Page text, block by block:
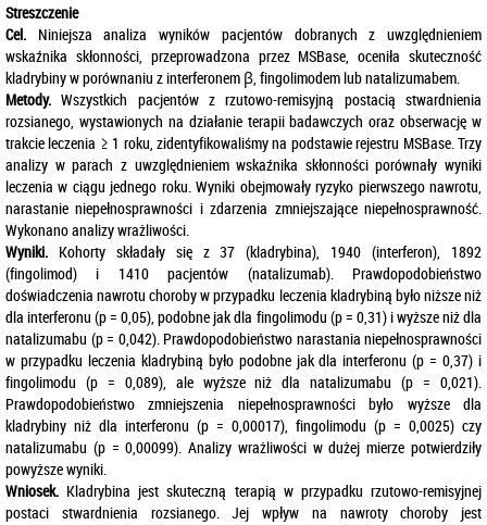
Streszczenie
Cel. Niniejsza analiza wyników pacjentów dobranych z uwzględnieniem
wskaźnika skłonności, przeprowadzona przez MSBase, oceniła skuteczność
kladrybiny w porównaniu z interferonem β, fingolimodem lub natalizumabem.
Metody. Wszystkich pacjentów z rzutowo-remisyjną postacią stwardnienia
rozsianego, wystawionych na działanie terapii badawczych oraz obserwację w
trakcie leczenia ≥ 1 roku, zidentyfikowaliśmy na podstawie rejestru MSBase. Trzy
analizy w parach z uwzględnieniem wskaźnika skłonności porównały wyniki
leczenia w ciągu jednego roku. Wyniki obejmowały ryzyko pierwszego nawrotu,
narastanie niepełnosprawności i zdarzenia zmniejszające niepełnosprawność.
Wykonano analizy wrażliwości.
Wyniki. Kohorty składały się z 37 (kladrybina), 1940 (interferon), 1892
(fingolimod) i 1410 pacjentów (natalizumab). Prawdopodobieństwo
doświadczenia nawrotu choroby w przypadku leczenia kladrybiną było niższe niż
dla interferonu (p = 0,05), podobne jak dla fingolimodu (p = 0,31) i wyższe niż dla
natalizumabu (p = 0,042). Prawdopodobieństwo narastania niepełnosprawności
w przypadku leczenia kladrybiną było podobne jak dla interferonu (p = 0,37) i
fingolimodu (p = 0,089), ale wyższe niż dla natalizumabu (p = 0,021).
Prawdopodobieństwo zmniejszenia niepełnosprawności było wyższe dla
kladrybiny niż dla interferonu (p = 0,00017), fingolimodu (p = 0,0025) czy
natalizumabu (p = 0,00099). Analizy wrażliwości w dużej mierze potwierdziły
powyższe wyniki.
Wniosek. Kladrybina jest skuteczną terapią w przypadku rzutowo-remisyjnej
postaci stwardnienia rozsianego. Jej wpływ na nawroty choroby jest